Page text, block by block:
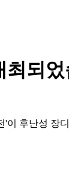
최되
후난성 장